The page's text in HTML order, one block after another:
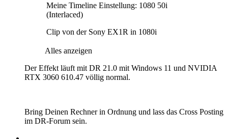
Meine Timeline Einstellung: 1080 50i
(Interlaced)
Clip von der Sony EX1R in 1080i
Alles anzeigen
Der Effekt läuft mit DR 21.0 mit Windows 11 und NVIDIA
RTX 3060 610.47 völlig normal.
Bring Deinen Rechner in Ordnung und lass das Cross Posting
im DR-Forum sein.